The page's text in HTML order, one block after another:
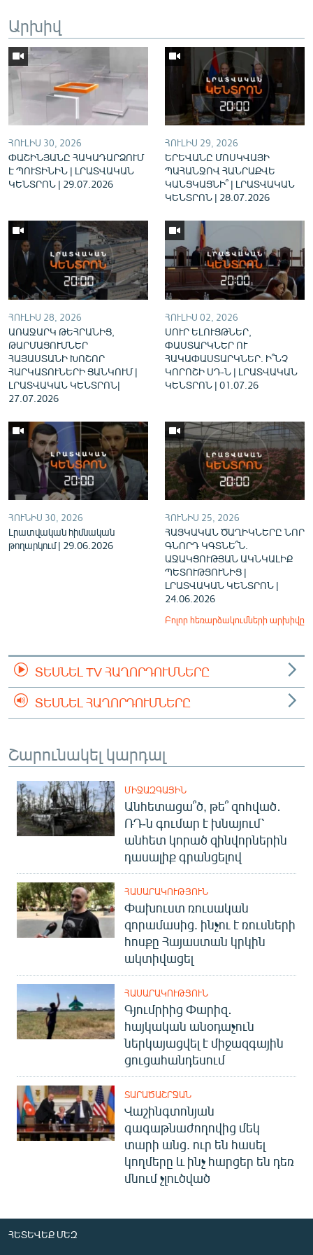
Русский
ՀԵՏԵՎԵՔ ՄԵԶ
«Ազատության» բոլոր կայքերը
Արխիվ
ՀՈՒԼԻՍ 30, 2026
ՓԱՇԻՆՅԱՆԸ ՀԱԿԱԴԱՐՁՈՒՄ
Է ՊՈՒՏԻՆԻՆ | ԼՐԱՏՎԱԿԱՆ
ԿԵՆՏՐՈՆ | 29.07.2026
ՀՈՒԼԻՍ 29, 2026
ԵՐԵՎԱՆԸ ՄՈՍԿՎԱՅԻ
ՊԱՀԱՆՋՈՎ ՀԱՆՐԱՔՎԵ
ԿԱՆՑԿԱՑՆԻ՞ | ԼՐԱՏՎԱԿԱՆ
ԿԵՆՏՐՈՆ | 28.07.2026
ՀՈՒԼԻՍ 28, 2026
ԱՌԱՋԱՐԿ ԹԵՀՐԱՆԻՑ,
ԹԱՐՄԱՑՈՒՄՆԵՐ
ՀԱՅԱՍՏԱՆԻ ԽՈՇՈՐ
ՀԱՐԿԱՏՈՒՆԵՐԻ ՑԱՆԿՈՒՄ |
ԼՐԱՏՎԱԿԱՆ ԿԵՆՏՐՈՆ|
27.07.2026
ՀՈՒԼԻՍ 02, 2026
ՍՈՒՐ ԵԼՈՒՅԹՆԵՐ,
ՓԱՍՏԱՐԿՆԵՐ ՈՒ
ՀԱԿԱՓԱՍՏԱՐԿՆԵՐ. Ի՞ՆՉ
ԿՈՐՈՇԻ ՍԴ-Ն | ԼՐԱՏՎԱԿԱՆ
ԿԵՆՏՐՈՆ | 01.07.26
ՀՈՒՆԻՍ 30, 2026
Լրատվական հիմնական
թողարկում | 29.06.2026
ՀՈՒՆԻՍ 25, 2026
ՀԱՅԿԱԿԱՆ ԾԱՂԻԿՆԵՐԸ ՆՈՐ
ԳՆՈՐԴ ԿԳՏՆԵ՞Ն.
ԱՋԱԿՑՈՒԹՅԱՆ ԱԿՆԿԱԼԻՔ
ՊԵՏՈՒԹՅՈՒՆԻՑ |
ԼՐԱՏՎԱԿԱՆ ԿԵՆՏՐՈՆ |
24.06.2026
Բոլոր հեռարձակումների արխիվը
ՏԵՍՆԵԼ TV ՀԱՂՈՐԴՈՒՄՆԵՐԸ
ՏԵՍՆԵԼ ՀԱՂՈՐԴՈՒՄՆԵՐԸ
Շարունակել կարդալ
ՄԻՋԱԶԳԱՅԻՆ
Անհետացա՞ծ, թե՞ զոհված․
ՌԴ-ն գումար է խնայում՝
անհետ կորած զինվորներին
դասալիք գրանցելով
ՀԱՍԱՐԱԿՈՒԹՅՈՒՆ
Փախուստ ռուսական
զորամասից. ինչու է ռուսների
հոսքը Հայաստան կրկին
ակտիվացել
ՀԱՍԱՐԱԿՈՒԹՅՈՒՆ
Գյումրիից Փարիզ․
հայկական անօդաչուն
ներկայացվել է միջազգային
ցուցահանդեսում
ՏԱՐԱԾԱՇՐՋԱՆ
Վաշինգտոնյան
գագաթնաժողովից մեկ
տարի անց. ուր են հասել
կողմերը և ինչ հարցեր են դեռ
մնում չլուծված
ՀԵՏԵՎԵՔ ՄԵԶ